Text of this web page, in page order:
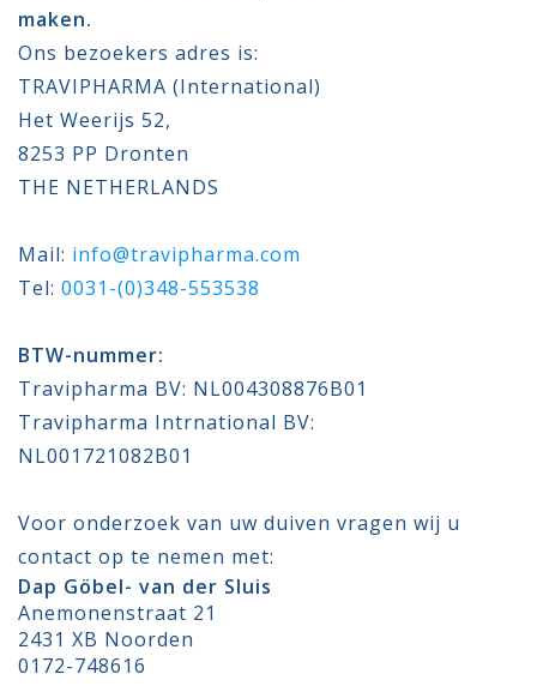
maken.
Ons bezoekers adres is:
TRAVIPHARMA (International)
Het Weerijs 52,
8253 PP Dronten
THE NETHERLANDS
Mail: info@travipharma.com
Tel: 0031-(0)348-553538
BTW-nummer:
Travipharma BV: NL004308876B01
Travipharma Intrnational BV:
NL001721082B01
Voor onderzoek van uw duiven vragen wij u
contact op te nemen met:
Dap Göbel- van der Sluis
Anemonenstraat 21
2431 XB Noorden
0172-748616